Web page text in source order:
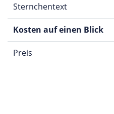
Sternchentext
Kosten auf einen Blick
Preis